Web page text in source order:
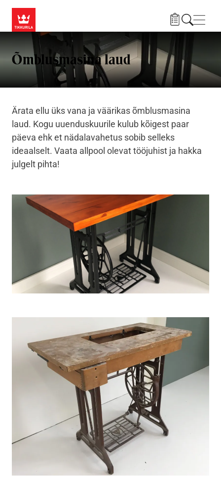
Õmblusmasina laud
Ärata ellu üks vana ja väärikas õmblusmasina
laud. Kogu uuenduskuurile kulub kõigest paar
päeva ehk et nädalavahetus sobib selleks
ideaalselt. Vaata allpool olevat tööjuhist ja hakka
julgelt pihta!